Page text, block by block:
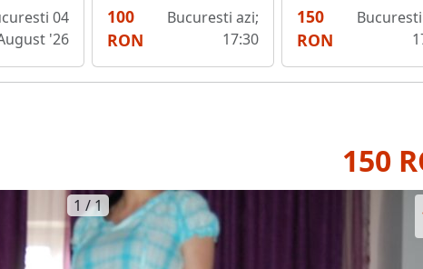
04
'26
100
RON
Bucuresti azi;
17:30
150
RON
150
1 / 1